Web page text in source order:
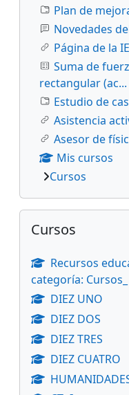
Plan de
Novedades
Página de la
Suma de
rectangular (ac...
Estudio de
Asistencia
Asesor de
Mis cursos
Cursos
Salta Cursos
Cursos
Recursos
categoría:
DIEZ UNO
DIEZ DOS
DIEZ TRES
DIEZ CUATRO